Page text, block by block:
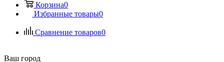
Корзина0
Избранные товары0
Сравнение товаров0
Ваш город